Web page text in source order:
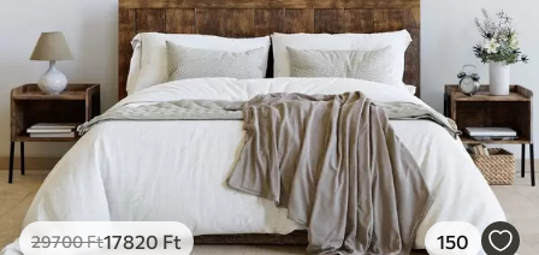
29700Ft17820Ft 150